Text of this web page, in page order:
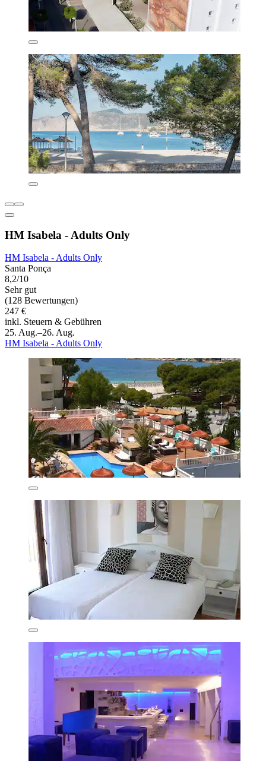
HM Isabela - Adults Only
HM Isabela - Adults Only
Santa Ponça
8,2/10
Sehr gut
(128 Bewertungen)
247 €
inkl. Steuern & Gebühren
25. Aug.–26. Aug.
HM Isabela - Adults Only